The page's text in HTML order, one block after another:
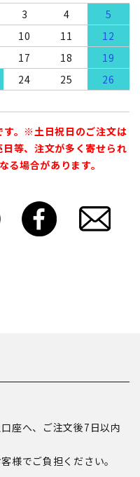
3 4
5
10 11
12
17 18
19
24 25
26
。※土日祝日のご注文は
等、注文が多く寄せられ
る場合があります。
座へ、ご注文後7日以内
様でご負担ください。